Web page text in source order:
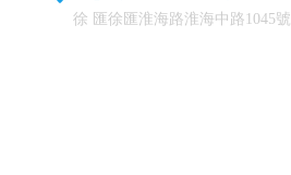
徐 匯徐匯淮海路淮海中路1045號